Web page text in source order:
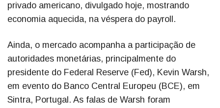
privado americano, divulgado hoje, mostrando
economia aquecida, na véspera do payroll.
Ainda, o mercado acompanha a participação de
autoridades monetárias, principalmente do
presidente do Federal Reserve (Fed), Kevin Warsh,
em evento do Banco Central Europeu (BCE), em
Sintra, Portugal. As falas de Warsh foram